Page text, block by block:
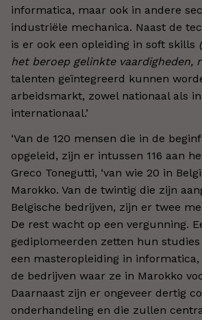
informatica, maar ook in andere
industriële mechanica. Naast de
is er ook een opleiding in soft skills
het beroep gelinkte vaardigheden,
talenten geïntegreerd kunnen
arbeidsmarkt, zowel nationaal als
internationaal.’
‘Van de 120 mensen die in de
opgeleid, zijn er intussen 116 aan
Greco Tonegutti, ‘van wie 20 in
Marokko. Van de twintig die zijn
Belgische bedrijven, zijn er twee
De rest wacht op een vergunning.
gediplomeerden zetten hun
een masteropleiding in
de bedrijven waar ze in Marokko
Daarnaast zijn er ongeveer dertig
onderhandeling en die zullen